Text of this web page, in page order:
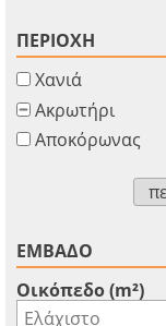
ΠΕΡΙΟΧΗ
Χανιά
Ακρωτήρι
Αποκόρωνας
ΕΜΒΑΔΟ
Οικόπεδο (m²)